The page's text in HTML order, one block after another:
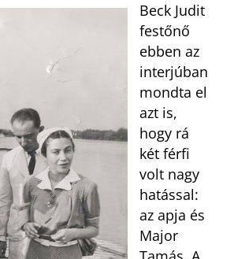
Beck Judit
festőnő
ebben az
interjúban
mondta el
azt is,
hogy rá
két férfi
volt nagy
hatással:
az apja és
Major